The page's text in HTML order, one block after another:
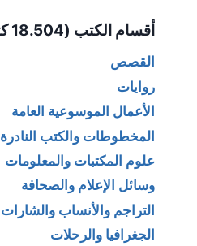
أقسام الكتب (18.504 كتاب)
القصص
روايات
الأعمال الموسوعية العامة
المخطوطات والكتب النادرة
علوم المكتبات والمعلومات
وسائل الإعلام والصحافة
التراجم والأنساب والشارات
الجغرافيا والرحلات